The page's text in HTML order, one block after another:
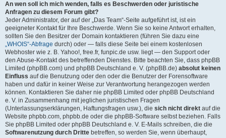
An wen soll ich mich wenden, falls es Beschwerden oder juristische
Anfragen zu diesem Forum gibt?
Jeder Administrator, der auf der „Das Team“-Seite aufgeführt ist, ist ein
geeigneter Kontakt für Ihre Beschwerde. Wenn Sie so keine Antwort erhalten,
sollten Sie den Besitzer der Domain kontaktieren (führen Sie dazu eine
„WHOIS“-Abfrage durch) oder — falls diese Seite bei einem kostenlosen
Webhoster wie z. B. Yahoo!, free.fr, funpic.de usw. liegt — den Support oder
den Abuse-Kontakt des betreffenden Dienstes. Bitte beachten Sie, dass phpBB
Limited (phpBB.com) und phpBB Deutschland e. V. (phpBB.de) absolut keinen
Einfluss auf die Benutzung oder den oder die Benutzer der Forensoftware
haben und dafür in keiner Weise zur Verantwortung herangezogen werden
können. Kontaktieren Sie daher nie phpBB Limited oder phpBB Deutschland
e. V. in Zusammenhang mit jeglichen juristischen Fragen
(Unterlassungserklärungen, Haftungsfragen usw.), die sich nicht direkt auf die
Website phpbb.com, phpbb.de oder die phpBB-Software selbst beziehen. Falls
Sie phpBB Limited oder phpBB Deutschland e. V. E-Mails schreiben, die die
Softwarenutzung durch Dritte betreffen, so werden Sie, wenn überhaupt,